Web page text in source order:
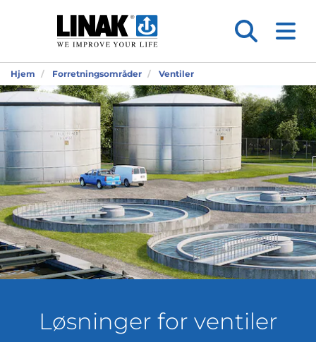
Hjem Forretningsområder Ventiler
Løsninger for ventiler